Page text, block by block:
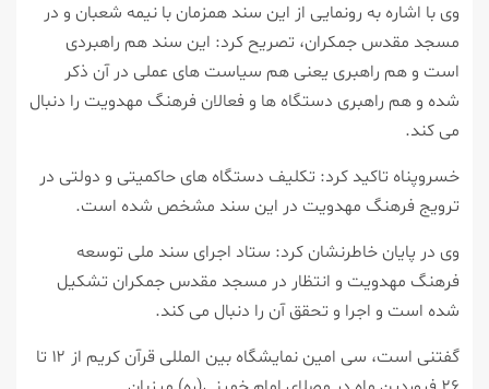
وی با اشاره به رونمایی از این سند همزمان با نیمه شعبان و در
مسجد مقدس جمکران، تصریح کرد: این سند هم راهبردی
است و هم راهبری یعنی هم سیاست های عملی در آن ذکر
شده و هم راهبری دستگاه ها و فعالان فرهنگ مهدویت را دنبال
می کند.
خسروپناه تاکید کرد: تکلیف دستگاه های حاکمیتی و دولتی در
ترویج فرهنگ مهدویت در این سند مشخص شده است.
وی در پایان خاطرنشان کرد: ستاد اجرای سند ملی توسعه
فرهنگ مهدویت و انتظار در مسجد مقدس جمکران تشکیل
شده است و اجرا و تحقق آن را دنبال می کند.
گفتنی است، سی امین نمایشگاه بین المللی قرآن کریم از ۱۲ تا